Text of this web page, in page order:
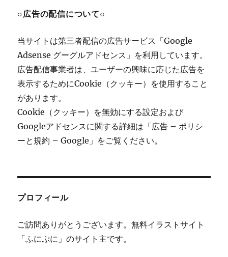
○広告の配信について○
当サイトは第三者配信の広告サービス「Google
Adsense グーグルアドセンス」を利用しています。
広告配信事業者は、ユーザーの興味に応じた広告を
表示するためにCookie（クッキー）を使用すること
があります。
Cookie（クッキー）を無効にする設定および
Googleアドセンスに関する詳細は「広告 – ポリシ
ーと規約 – Google」をご覧ください。
プロフィール
ご訪問ありがとうございます。無料イラストサイト
「ふにぷに」のサイト主です。